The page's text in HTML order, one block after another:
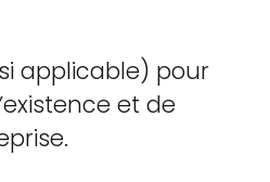
applicable) pour
et de